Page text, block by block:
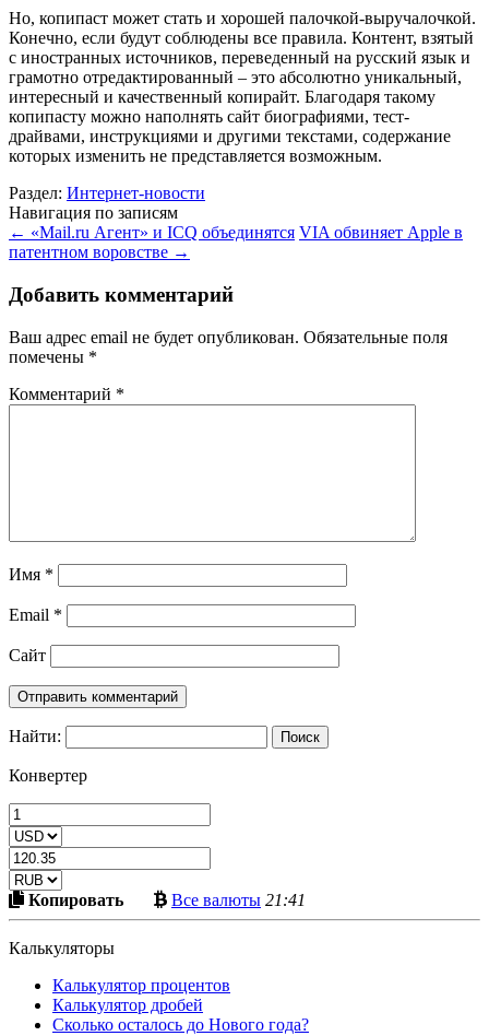
Но, копипаст может стать и хорошей палочкой-выручалочкой.
Конечно, если будут соблюдены все правила. Контент, взятый
с иностранных источников, переведенный на русский язык и
грамотно отредактированный – это абсолютно уникальный,
интересный и качественный копирайт. Благодаря такому
копипасту можно наполнять сайт биографиями, тест-
драйвами, инструкциями и другими текстами, содержание
которых изменить не представляется возможным.
Раздел: Интернет-новости
Навигация по записям
← «Mail.ru Агент» и ICQ объединятся VIA обвиняет Apple в
патентном воровстве →
Добавить комментарий
Ваш адрес email не будет опубликован. Обязательные поля
помечены *
Комментарий *
Имя *
Email *
Сайт
Найти:
Конвертер
КопироватьСкопировать
в
Все валютыБольше
криптовалют
21:41
Калькуляторы
Калькулятор процентов
Калькулятор дробей
Сколько осталось до Нового года?